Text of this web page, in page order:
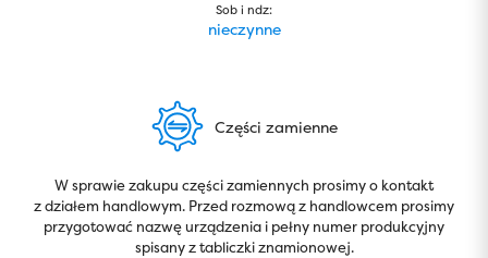
Sob i ndz:
nieczynne
Części zamienne
W sprawie zakupu części zamiennych prosimy o kontakt
z działem handlowym. Przed rozmową z handlowcem prosimy
przygotować nazwę urządzenia i pełny numer produkcyjny
spisany z tabliczki znamionowej.